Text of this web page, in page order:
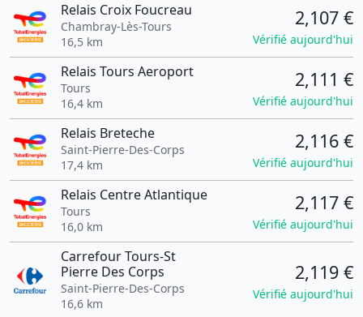
Relais Croix Foucreau
Chambray-Lès-Tours
16,5 km
2,107 €
Vérifié aujourd'hui
Relais Tours Aeroport
Tours
16,4 km
2,111 €
Vérifié aujourd'hui
Relais Breteche
Saint-Pierre-Des-Corps
17,4 km
2,116 €
Vérifié aujourd'hui
Relais Centre Atlantique
Tours
16,0 km
2,117 €
Vérifié aujourd'hui
Carrefour Tours-St
Pierre Des Corps
Saint-Pierre-Des-Corps
16,6 km
2,119 €
Vérifié aujourd'hui